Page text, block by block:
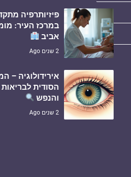
פיזיותרפיה
במרכז העיר:
אביב
2 שנים Ago
אירידולוגיה –
הסודית
והנפש
2 שנים Ago